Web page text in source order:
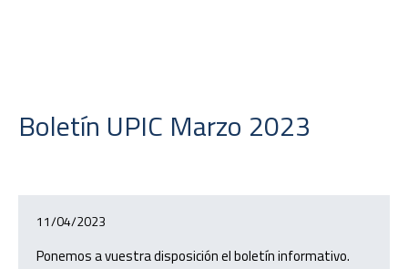
Boletín UPIC Marzo 2023
11/04/2023
Ponemos a vuestra disposición el boletín informativo.